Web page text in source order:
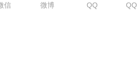
信 微博 QQ